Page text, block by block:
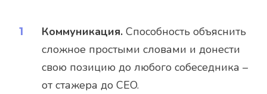
Коммуникация. Способность объяснить
сложное простыми словами и донести
свою позицию до любого собеседника –
от стажера до CEO.